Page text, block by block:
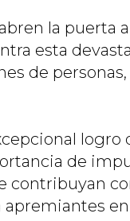
la puerta
esta
de
de
contribuyan